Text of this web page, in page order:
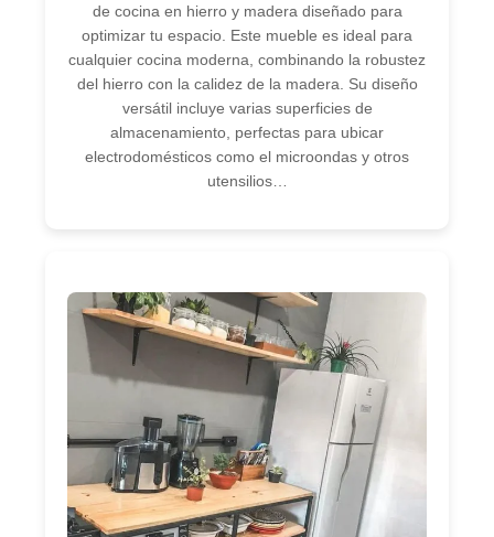
de cocina en hierro y madera diseñado para
optimizar tu espacio. Este mueble es ideal para
cualquier cocina moderna, combinando la robustez
del hierro con la calidez de la madera. Su diseño
versátil incluye varias superficies de
almacenamiento, perfectas para ubicar
electrodomésticos como el microondas y otros
utensilios…